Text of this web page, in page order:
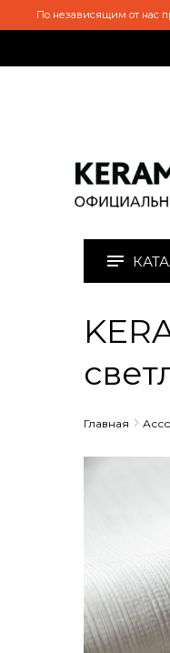
По независящим от нас
Главная